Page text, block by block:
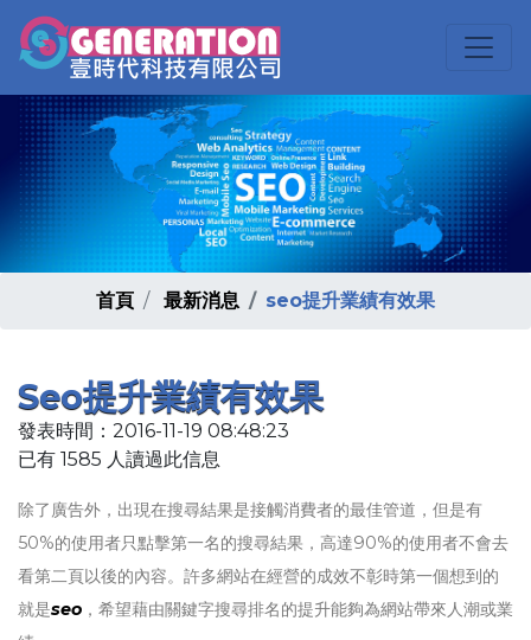
首頁 最新消息 seo提升業績有效果
Seo提升業績有效果
發表時間：2016-11-19 08:48:23
已有 1585 人讀過此信息
除了廣告外，出現在搜尋結果是接觸消費者的最佳管道，但是有
50%的使用者只點擊第一名的搜尋結果，高達90%的使用者不會去
看第二頁以後的內容。許多網站在經營的成效不彰時第一個想到的
就是seo ，希望藉由關鍵字搜尋排名的提升能夠為網站帶來人潮或業